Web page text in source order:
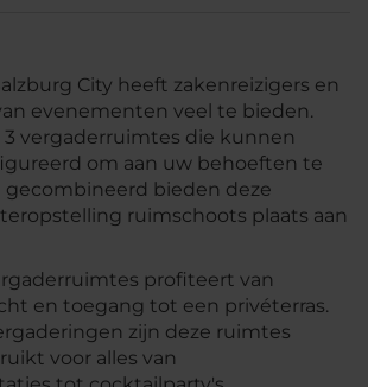
City heeft zakenreizigers en
evenementen veel te bieden.
vergaderruimtes die kunnen
om aan uw behoeften te
gecombineerd bieden deze
ruimschoots plaats aan
profiteert van
en toegang tot een privéterras.
zijn deze ruimtes
voor alles van